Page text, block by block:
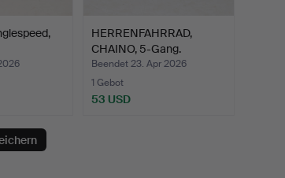
HERRENFAHRRAD,
CHAINO, 5-Gang.
Beendet 23. Apr 2026
1 Gebot
53 USD